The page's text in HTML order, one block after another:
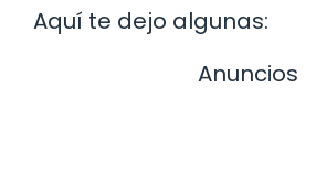
Aquí te dejo algunas:
Anuncios